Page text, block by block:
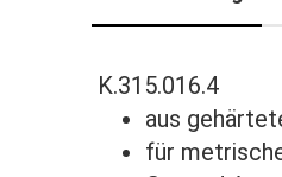
K.315.016.4
aus
für